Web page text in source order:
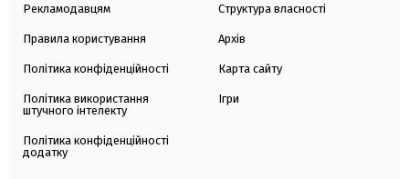
Рекламодавцям
Правила користування
Політика конфіденційності
Політика використання
штучного інтелекту
Політика конфіденційності
додатку
Структура власності
Архів
Карта сайту
Ігри